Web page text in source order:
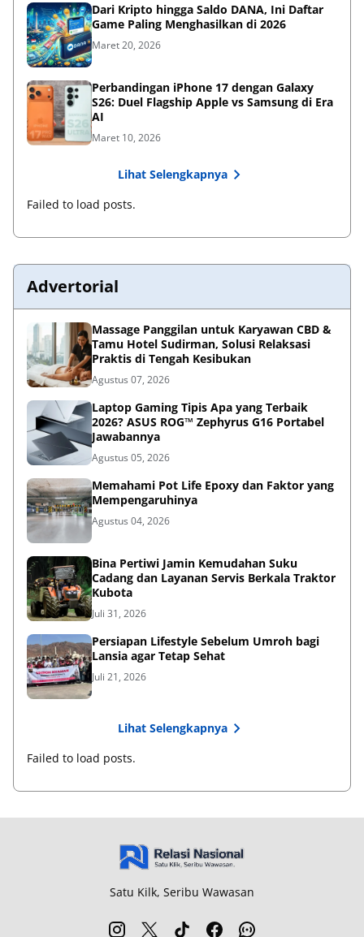
Dari Kripto hingga Saldo DANA, Ini Daftar
Game Paling Menghasilkan di 2026
Maret 20, 2026
Perbandingan iPhone 17 dengan Galaxy
S26: Duel Flagship Apple vs Samsung di Era
AI
Maret 10, 2026
Lihat Selengkapnya
Failed to load posts.
Advertorial
Massage Panggilan untuk Karyawan CBD &
Tamu Hotel Sudirman, Solusi Relaksasi
Praktis di Tengah Kesibukan
Agustus 07, 2026
Laptop Gaming Tipis Apa yang Terbaik
2026? ASUS ROG™ Zephyrus G16 Portabel
Jawabannya
Agustus 05, 2026
Memahami Pot Life Epoxy dan Faktor yang
Mempengaruhinya
Agustus 04, 2026
Bina Pertiwi Jamin Kemudahan Suku
Cadang dan Layanan Servis Berkala Traktor
Kubota
Juli 31, 2026
Persiapan Lifestyle Sebelum Umroh bagi
Lansia agar Tetap Sehat
Juli 21, 2026
Lihat Selengkapnya
Failed to load posts.
Satu Kilk, Seribu Wawasan